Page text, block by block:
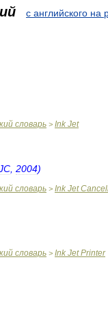
с английского на
словарь > Ink Jet
2004)
словарь > Ink Jet
словарь > Ink Jet Printer